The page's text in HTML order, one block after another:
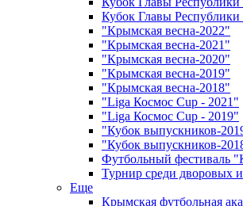
Кубок Главы
"Крымская весна-2022"
"Крымская весна-2021"
"Крымская весна-2020"
"Крымская весна-2019"
"Крымская весна-2018"
"Liga Космос Cup - 2021"
"Liga Космос Cup - 2019"
"Кубок выпускников-
"Кубок выпускников-
Футбольный фестиваль
Турнир среди дворовых
Еще
Крымская футбольная